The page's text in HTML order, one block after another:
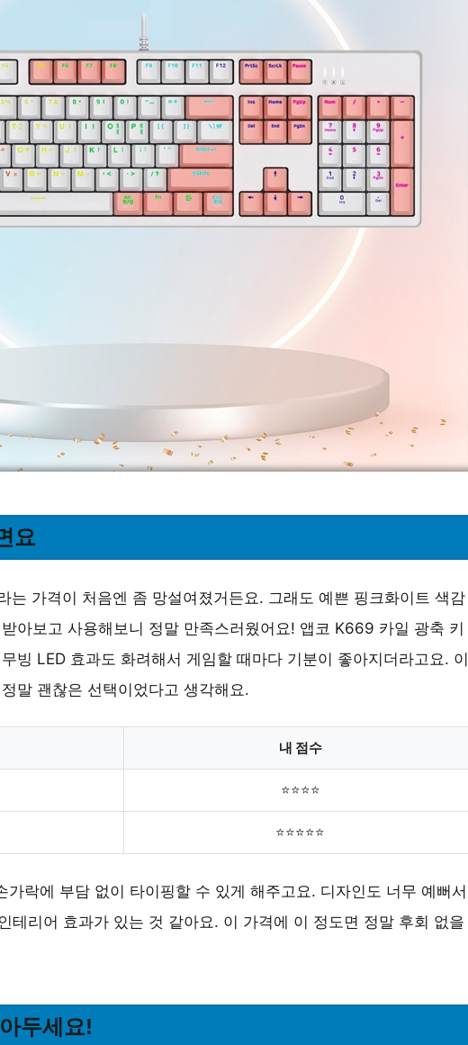
요
는 가격이 처음엔 좀 망설여졌거든요. 그래도 예쁜 핑크화이트 색감
아보고 사용해보니 정말 만족스러웠어요! 앱코 K669 카일 광축 키
빙 LED 효과도 화려해서 게임할 때마다 기분이 좋아지더라고요. 이
말 괜찮은 선택이었다고 생각해요.
내 점수
⭐⭐⭐⭐
⭐⭐⭐⭐⭐
가락에 부담 없이 타이핑할 수 있게 해주고요. 디자인도 너무 예뻐서
테리어 효과가 있는 것 같아요. 이 가격에 이 정도면 정말 후회 없을
두세요!